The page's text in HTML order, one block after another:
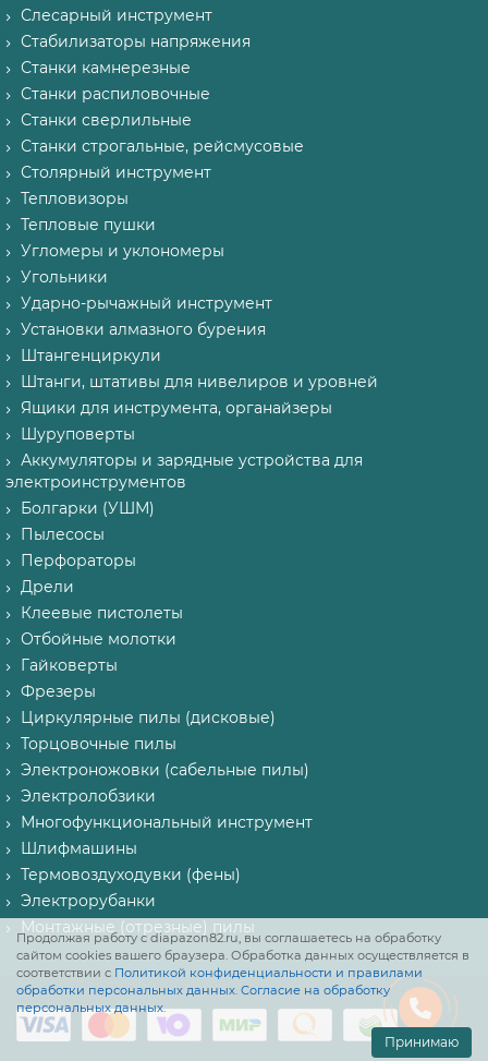
Продолжая работу с diapazon82.ru, вы соглашаетесь на обработку
сайтом cookies вашего браузера. Обработка данных осуществляется в
соответствии с Политикой конфиденциальности и правилами
обработки персональных данных. Согласие на обработку
персональных данных.
Принимаю
Слесарный инструмент
Стабилизаторы напряжения
Станки камнерезные
Станки распиловочные
Станки сверлильные
Станки строгальные, рейсмусовые
Столярный инструмент
Тепловизоры
Тепловые пушки
Угломеры и уклономеры
Угольники
Ударно-рычажный инструмент
Установки алмазного бурения
Штангенциркули
Штанги, штативы для нивелиров и уровней
Ящики для инструмента, органайзеры
Шуруповерты
Аккумуляторы и зарядные устройства для
электроинструментов
Болгарки (УШМ)
Пылесосы
Перфораторы
Дрели
Клеевые пистолеты
Отбойные молотки
Гайковерты
Фрезеры
Циркулярные пилы (дисковые)
Торцовочные пилы
Электроножовки (сабельные пилы)
Электролобзики
Многофункциональный инструмент
Шлифмашины
Термовоздуходувки (фены)
Электрорубанки
Монтажные (отрезные) пилы